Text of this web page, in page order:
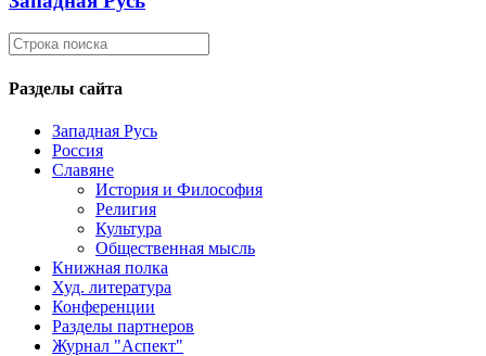
Разделы сайта
Западная Русь
Россия
Славяне
История и Философия
Религия
Культура
Общественная мысль
Книжная полка
Худ. литература
Конференции
Разделы партнеров
Журнал "Аспект"